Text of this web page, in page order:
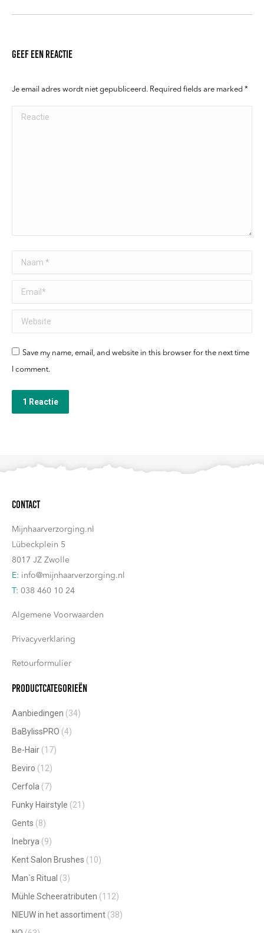
Geef een reactie
Je email adres wordt niet gepubliceerd. Required fields are marked *
Reactie
Naam *
Email *
Website
Save my name, email, and website in this browser for the next time
I comment.
1 Reactie
Contact
Mijnhaarverzorging.nl
Lübeckplein 5
8017 JZ Zwolle
E: info@mijnhaarverzorging.nl
T: 038 460 10 24
Algemene Voorwaarden
Privacyverklaring
Retourformulier
Productcategorieën
Aanbiedingen (34)
BaBylissPRO (4)
Be-Hair (17)
Beviro (12)
Cerfola (7)
Funky Hairstyle (21)
Gents (8)
Inebrya (9)
Kent Salon Brushes (10)
Man`s Ritual (3)
Mühle Scheeratributen (112)
NIEUW in het assortiment (38)